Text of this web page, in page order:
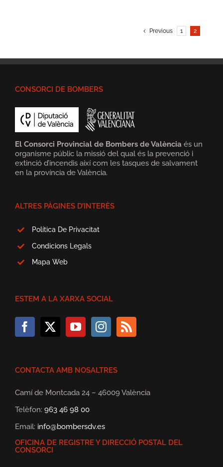
Previous 1 2
CONSORCI DE BOMBERS
El Consorci Provincial de Bombers de València és un
organisme públic la missió del qual és la prevenció i
extinció d’incendis així com les tasques de salvament
en la província de València.
ALTRES PÀGINES D’INTERÈS
Política De Privacitat
Condicions Legals
Mapa Web
ESTEM A LA XARXA SOCIAL
CONTACTA AMB NOSALTRES
Camí de Montcada 24 – 46009 València
Telèfon: 963 46 98 00
Email: info@bombersdv.es
OFICINA DE REGISTRE Y DIRECCIÓ POSTAL DEL
CONSORCI